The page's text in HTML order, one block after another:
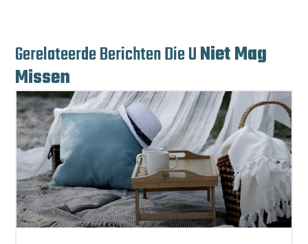
Gerelateerde Berichten Die UNiet Mag
Missen